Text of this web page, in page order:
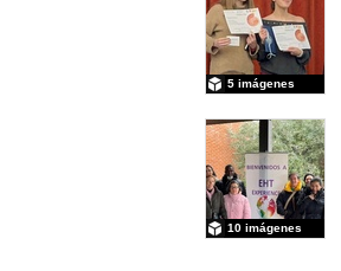
5 imágenes
10 imágenes